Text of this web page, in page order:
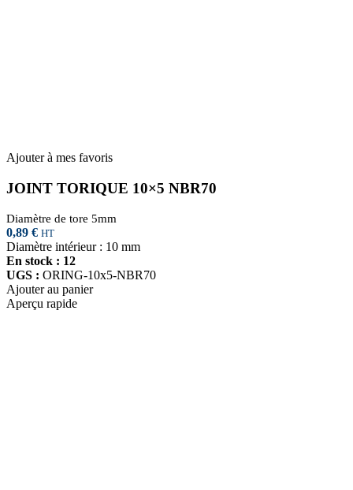
Ajouter à mes favoris
JOINT TORIQUE 10×5 NBR70
Diamètre de tore 5mm
0,89 € HT
Diamètre intérieur : 10 mm
En stock : 12
UGS : ORING-10x5-NBR70
Ajouter au panier
Aperçu rapide